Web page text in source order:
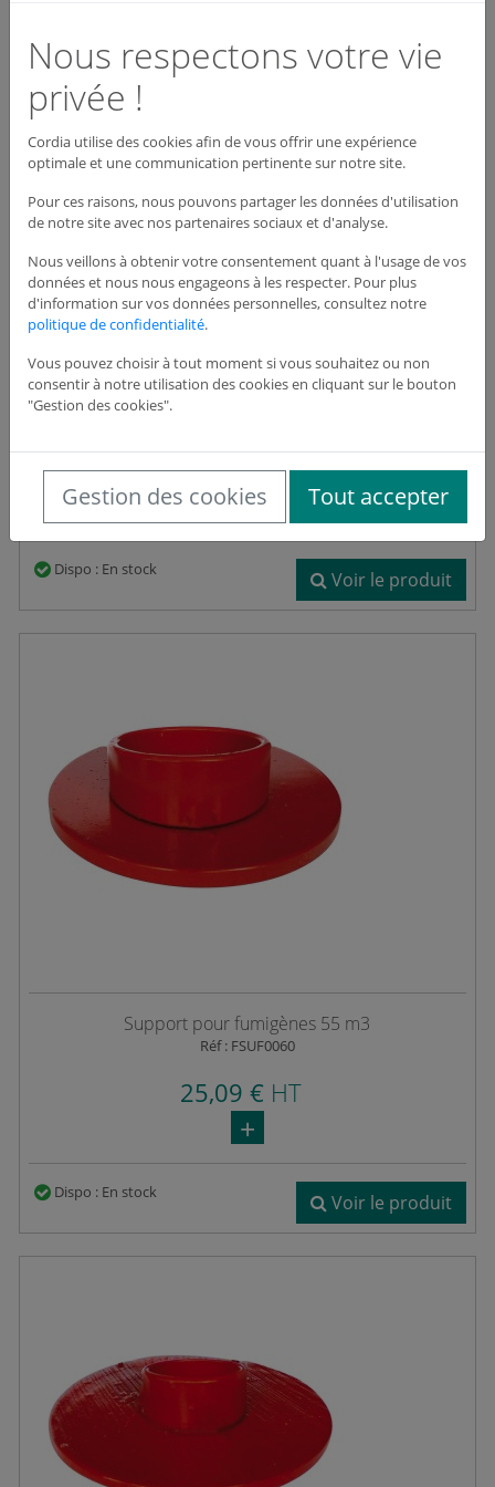
Recharges pour stylo fumigène
65,10 €HT
Dispo : En stock Voir le produit
Support pour fumigènes 55 m3
Réf : FSUF0060
25,09 €HT
Dispo : En stock Voir le produit
Nous respectons votre vie
privée !
Cordia utilise des cookies afin de vous offrir une expérience
optimale et une communication pertinente sur notre site.
Pour ces raisons, nous pouvons partager les données d'utilisation
de notre site avec nos partenaires sociaux et d'analyse.
Nous veillons à obtenir votre consentement quant à l'usage de vos
données et nous nous engageons à les respecter. Pour plus
d'information sur vos données personnelles, consultez notre
politique de confidentialité.
Vous pouvez choisir à tout moment si vous souhaitez ou non
consentir à notre utilisation des cookies en cliquant sur le bouton
"Gestion des cookies".
Gestion des cookies Tout accepter